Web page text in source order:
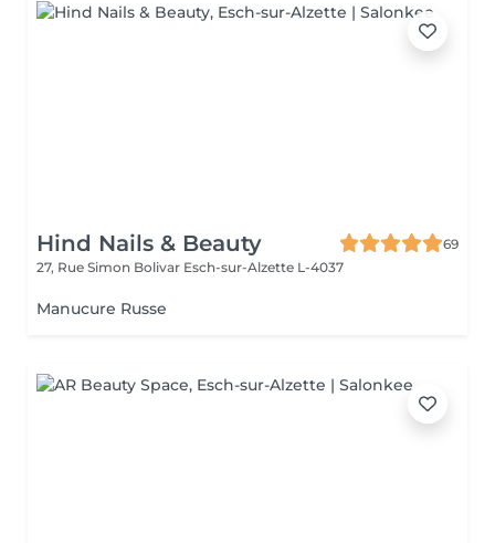
Hind Nails & Beauty
69
27, Rue Simon Bolivar Esch-sur-Alzette L-4037
Manucure Russe